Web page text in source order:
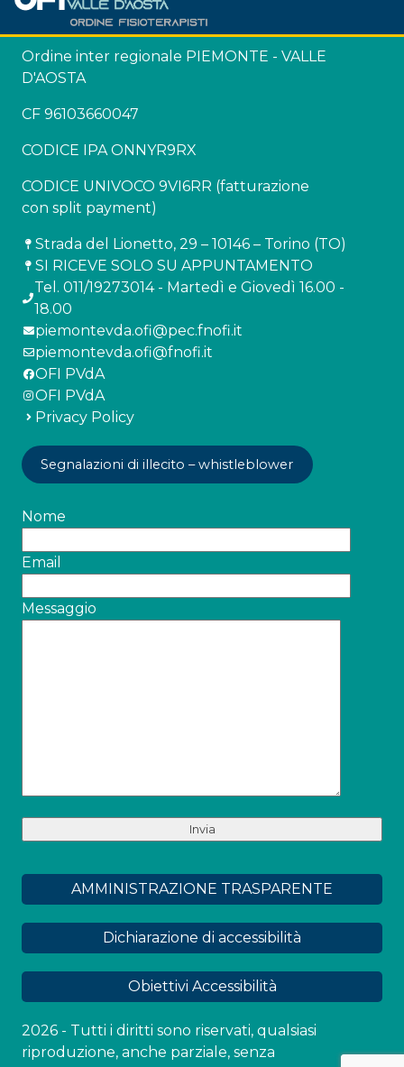
Ordine inter regionale PIEMONTE - VALLE
D'AOSTA
CF 96103660047
CODICE IPA ONNYR9RX
CODICE UNIVOCO 9VI6RR (fatturazione
con split payment)
Strada del Lionetto, 29 – 10146 – Torino (TO)
SI RICEVE SOLO SU APPUNTAMENTO
Tel. 011/19273014 - Martedì e Giovedì 16.00 -
18.00
piemontevda.ofi@pec.fnofi.it
piemontevda.ofi@fnofi.it
OFI PVdA
OFI PVdA
Privacy Policy
Segnalazioni di illecito – whistleblower
Nome
Email
Messaggio
AMMINISTRAZIONE TRASPARENTE
Dichiarazione di accessibilità
Obiettivi Accessibilità
2026 - Tutti i diritti sono riservati, qualsiasi
riproduzione, anche parziale, senza